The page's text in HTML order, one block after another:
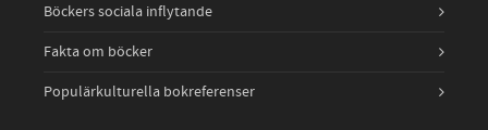
Böckers sociala inflytande
Fakta om böcker
Populärkulturella bokreferenser